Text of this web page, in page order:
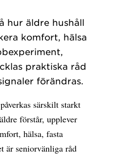
hur äldre hushåll
komfort, hälsa
praktiska råd
förändras.
särskilt starkt
förstår, upplever
hälsa, fasta
är seniorvänliga råd